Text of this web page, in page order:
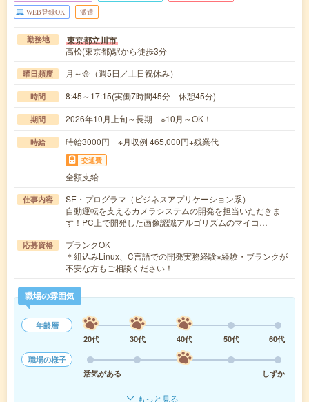
WEB登録OK 派遣
勤務地 東京都立川市
高松(東京都)駅から徒歩3分
曜日頻度 月～金（週5日／土日祝休み）
時間 8:45～17:15(実働7時間45分 休憩45分)
期間 2026年10月上旬～長期 ※10月～OK！
時給 時給3000円 ※月収例 465,000円+残業代
交通費
全額支給
仕事内容
SE・プログラマ（ビジネスアプリケーション系）
自動運転を支えるカメラシステムの開発を担当いただきま
す！PC上で開発した画像認識アルゴリズムのマイコ…
応募資格
ブランクOK
＊組込みLinux、C言語での開発実務経験※経験・ブランクが
不安な方もご相談ください！
職場の雰囲気
年齢層
20代
30代 40代 50代
60代
職場の様子
活気がある
しずか
もっと見る